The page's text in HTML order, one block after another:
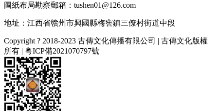
圖紙布局勘察郵箱：tushen01@126.com
地址：江西省贛州市興國縣梅窖鎮三僚村街道中段
Copyright ? 2018-2023 古傳文化傳播有限公司 | 古傳文化版權
所有 | 粵ICP備2021070797號